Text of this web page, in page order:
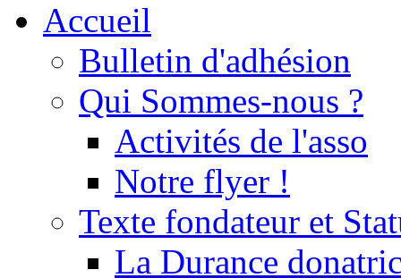
Accueil
Bulletin d'adhésion
Qui Sommes-nous ?
Activités de l'asso
Notre flyer !
Texte fondateur et
La Durance